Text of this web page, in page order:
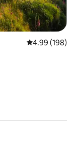
평점 4.99점(5
4.99 (198)